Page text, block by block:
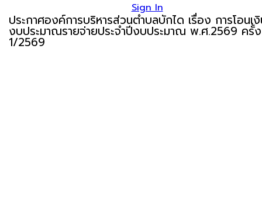
Sign In
ประกาศองค์การบริหารส่วนตำบลบักได เรื่อง การโอนเ
งบประมาณรายจ่ายประจำปีงบประมาณ พ.ศ.2569 ครั้
1/2569